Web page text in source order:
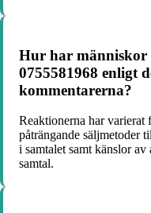
Hur har människor
0755581968 enligt
kommentarerna?
Reaktionerna har
påträngande säljmetoder
i samtalet samt känslor
samtal.